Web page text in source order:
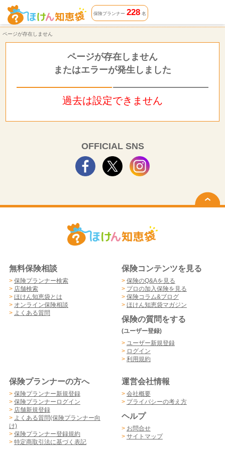
ページが存在しません | ほけん知恵袋
保険プランナー 228名
ページが存在しません
ページが存在しません
またはエラーが発生しました
過去は設定できません
OFFICIAL SNS
無料保険相談
> 保険プランナー検索
> 店舗検索
> ほけん知恵袋とは
> オンライン保険相談
> よくある質問
保険コンテンツを見る
> 保険のQ&Aを見る
> プロの加入保険を見る
> 保険コラム&ブログ
> ほけん知恵袋マガジン
保険の質問をする
(ユーザー登録)
> ユーザー新規登録
> ログイン
> 利用規約
保険プランナーの方へ
> 保険プランナー新規登録
> 保険プランナーログイン
> 店舗新規登録
> よくある質問(保険プランナー向
け)
> 保険プランナー登録規約
> 特定商取引法に基づく表記
運営会社情報
> 会社概要
> プライバシーの考え方
ヘルプ
> お問合せ
> サイトマップ